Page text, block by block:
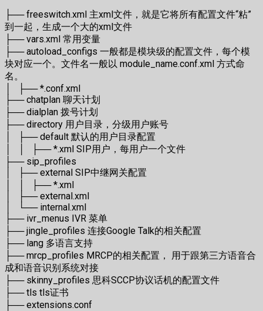
├── freeswitch.xml 主xml文件，就是它将所有配置文件“粘”
到一起，生成一个大的xml文件
├── vars.xml 常用变量
├── autoload_configs 一般都是模块级的配置文件，每个模
块对应一个。文件名一般以 module_name.conf.xml 方式命
名。
│ ├── *.conf.xml
├── chatplan 聊天计划
├── dialplan 拨号计划
├── directory 用户目录，分级用户账号
│ ├── default 默认的用户目录配置
│ │ ├── *.xml SIP用户，每用户一个文件
├── sip_profiles
│ ├── external SIP中继网关配置
│ │ ├── *.xml
│ ├── external.xml
│ └── internal.xml
├── ivr_menus IVR 菜单
├── jingle_profiles 连接Google Talk的相关配置
├── lang 多语言支持
├── mrcp_profiles MRCP的相关配置， 用于跟第三方语音合
成和语音识别系统对接
├── skinny_profiles 思科SCCP协议话机的配置文件
├── tls tls证书
├── extensions.conf